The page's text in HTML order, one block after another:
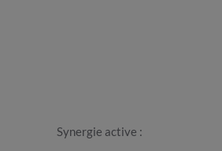
Synergie active :